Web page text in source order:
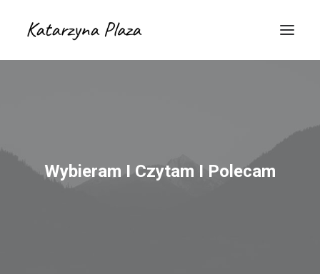
Wybieram I Czytam I Polecam